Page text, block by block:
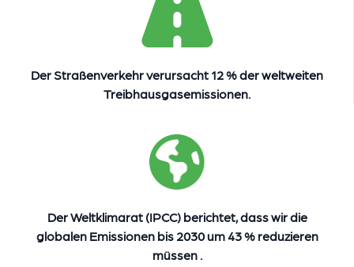
Der Straßenverkehr verursacht 12 %der weltweiten
Treibhausgasemissionen.
Der Weltklimarat (IPCC) berichtet, dass wir die
globalen Emissionen bis 2030um43 %reduzieren
müssen